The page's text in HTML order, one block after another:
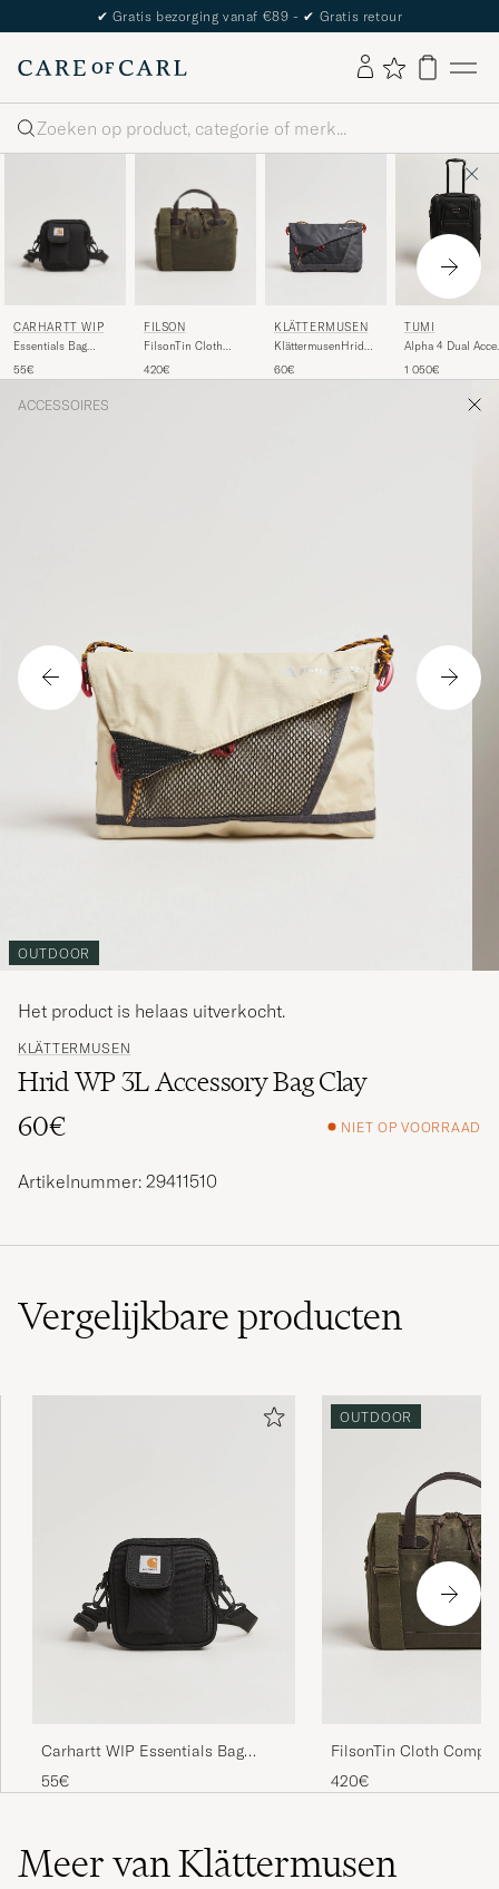
✔ Gratis bezorging vanaf €89 - ✔ Gratis retour
Zoeken
CARHARTT WIP
Essentials Bag
55€
FILSON
FilsonTin Cloth
BriefcaseOtter
420€
KLÄTTERMUSEN
KlättermusenHrid
BagRaven
60€
TUMI
Alpha 4 Dual
Over Black
1 050€
ACCESSOIRES
OUTDOOR
KLÄTTERMUSEN
Hrid WP 3L Accessory Bag Clay
60€
NIET OP VOORRAAD
Het product is helaas uitverkocht.
Artikelnummer: 29411510
Vergelijkbareproducten
Carhartt WIP Essentials Bag
Black
55€
OUTDOOR
FilsonTin Cloth
BriefcaseOtter Green
420€
Meer van Klättermusen